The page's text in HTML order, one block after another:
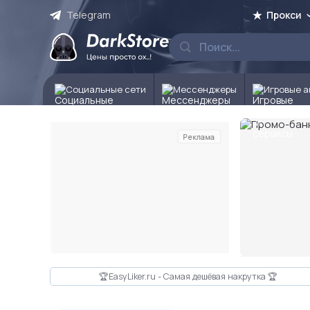
Telegram Прокси
Социальные сети Мессенджеры Игровые
Реклама
🏆EasyLiker.ru - Самая дешёвая накрутка 🏆